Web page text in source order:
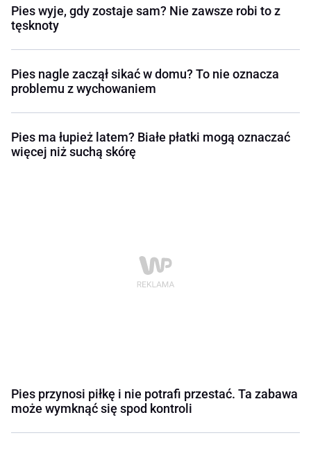
Pies wyje, gdy zostaje sam? Nie zawsze robi to z
tęsknoty
Pies nagle zaczął sikać w domu? To nie oznacza
problemu z wychowaniem
Pies ma łupież latem? Białe płatki mogą oznaczać
więcej niż suchą skórę
Pies przynosi piłkę i nie potrafi przestać. Ta zabawa
może wymknąć się spod kontroli